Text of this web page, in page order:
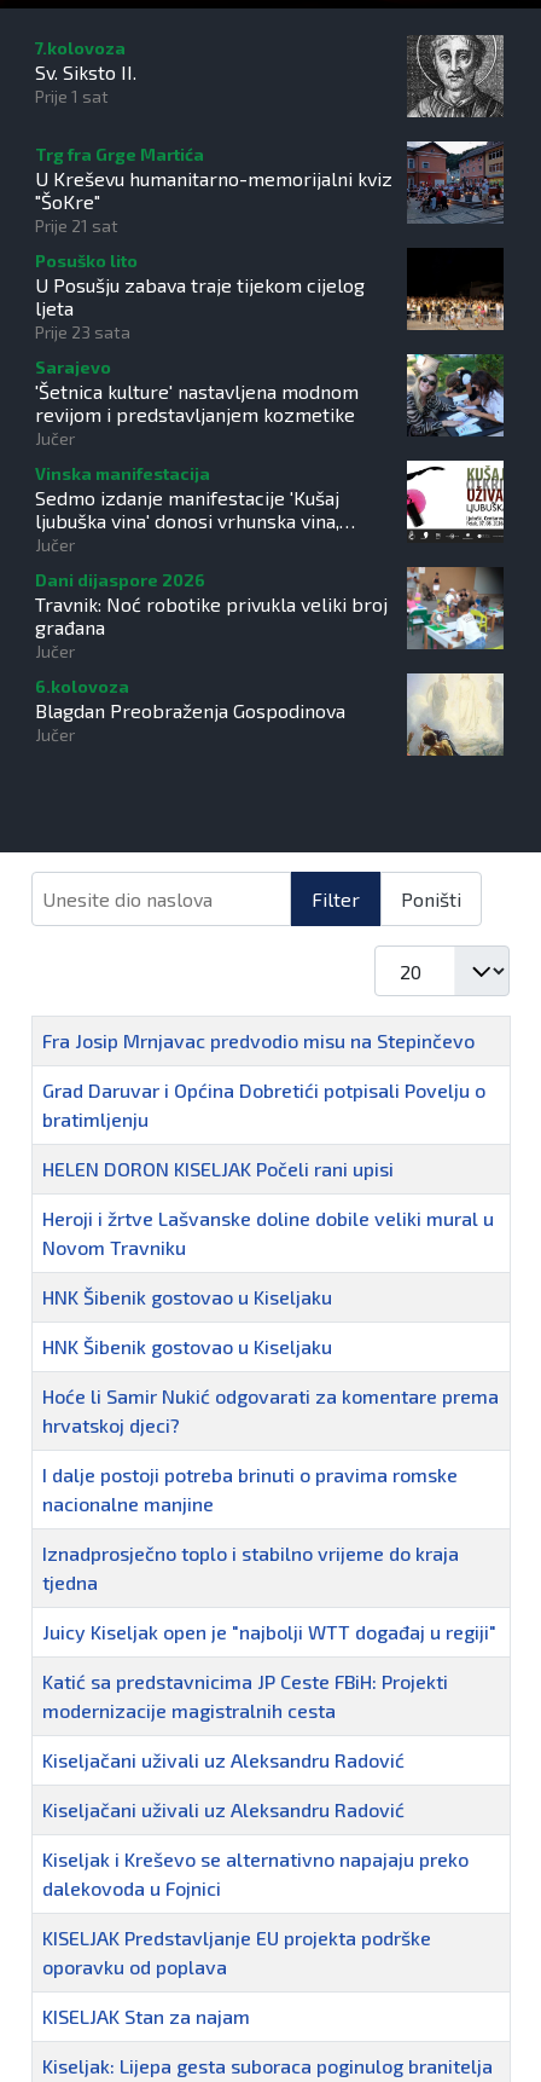
7.kolovoza
Sv. Siksto II.
Prije 1 sat
Trg fra Grge Martića
U Kreševu humanitarno-memorijalni kviz
"ŠoKre"
Prije 21 sat
Posuško lito
U Posušju zabava traje tijekom cijelog
ljeta
Prije 23 sata
Sarajevo
'Šetnica kulture' nastavljena modnom
revijom i predstavljanjem kozmetike
Jučer
Vinska manifestacija
Sedmo izdanje manifestacije 'Kušaj
ljubuška vina' donosi vrhunska vina,
gastronomiju i glazbu
Jučer
Dani dijaspore 2026
Travnik: Noć robotike privukla veliki broj
građana
Jučer
6.kolovoza
Blagdan Preobraženja Gospodinova
Jučer
Filter Poništi
Naziv
Fra Josip Mrnjavac predvodio misu na Stepinčevo
Grad Daruvar i Općina Dobretići potpisali Povelju o
bratimljenju
HELEN DORON KISELJAK Počeli rani upisi
Heroji i žrtve Lašvanske doline dobile veliki mural u
Novom Travniku
HNK Šibenik gostovao u Kiseljaku
HNK Šibenik gostovao u Kiseljaku
Hoće li Samir Nukić odgovarati za komentare prema
hrvatskoj djeci?
I dalje postoji potreba brinuti o pravima romske
nacionalne manjine
Iznadprosječno toplo i stabilno vrijeme do kraja
tjedna
Juicy Kiseljak open je "najbolji WTT događaj u regiji"
Katić sa predstavnicima JP Ceste FBiH: Projekti
modernizacije magistralnih cesta
Kiseljačani uživali uz Aleksandru Radović
Kiseljačani uživali uz Aleksandru Radović
Kiseljak i Kreševo se alternativno napajaju preko
dalekovoda u Fojnici
KISELJAK Predstavljanje EU projekta podrške
oporavku od poplava
KISELJAK Stan za najam
Kiseljak: Lijepa gesta suboraca poginulog branitelja